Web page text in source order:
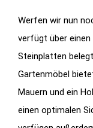
Werfen wir nun
verfügt über
Steinplatten
Gartenmöbel
Mauern und ein
einen optimalen